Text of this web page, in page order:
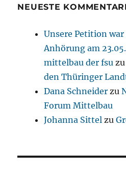
NEUESTE
Unsere Petition
Anhörung am
mittelbau der fsu
den Thüringer
Dana Schneider zu
Forum Mittelbau
Johanna Sittel zu